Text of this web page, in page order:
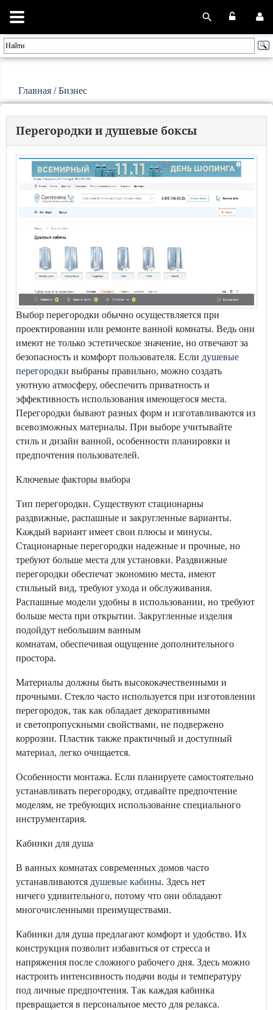
Главная /Бизнес
Перегородки и душевые боксы
Выбор перегородки обычно осуществляется при
проектировании или ремонте ванной комнаты. Ведь они
имеют не только эстетическое значение, но отвечают за
безопасность и комфорт пользователя. Если душевые
перегородки выбраны правильно, можно создать
уютную атмосферу, обеспечить приватность и
эффективность использования имеющегося места.
Перегородки бывают разных форм и изготавливаются из
всевозможных материалы. При выборе учитывайте
стиль и дизайн ванной, особенности планировки и
предпочтения пользователей.
Ключевые факторы выбора
Тип перегородки. Существуют стационарны
раздвижные, распашные и закругленные варианты.
Каждый вариант имеет свои плюсы и минусы.
Стационарные перегородки надежные и прочные, но
требуют больше места для установки. Раздвижные
перегородки обеспечат экономию места, имеют
стильный вид, требуют ухода и обслуживания.
Распашные модели удобны в использовании, но требуют
больше места при открытии. Закругленные изделия
подойдут небольшим ванным
комнатам, обеспечивая ощущение дополнительного
простора.
Материалы должны быть высококачественными и
прочными. Стекло часто используется при изготовлении
перегородок, так как обладает декоративными
и светопропускными свойствами, не подвержено
коррозии. Пластик также практичный и доступный
материал, легко очищается.
Особенности монтажа. Если планируете самостоятельно
устанавливать перегородку, отдавайте предпочтение
моделям, не требующих использование специального
инструментария.
Кабинки для душа
В ванных комнатах современных домов часто
устанавливаются душевые кабины. Здесь нет
ничего удивительного, потому что они обладают
многочисленными преимуществами.
Кабинки для душа предлагают комфорт и удобство. Их
конструкция позволит избавиться от стресса и
напряжения после сложного рабочего дня. Здесь можно
настроить интенсивность подачи воды и температуру
под личные предпочтения. Так каждая кабинка
превращается в персональное место для релакса.